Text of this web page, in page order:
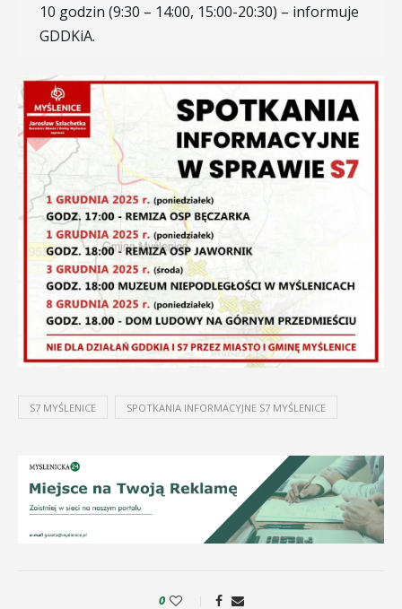
10 godzin (9:30 – 14:00, 15:00-20:30) – informuje
GDDKiA.
S7 MYŚLENICE SPOTKANIA INFORMACYJNE S7 MYŚLENICE
0